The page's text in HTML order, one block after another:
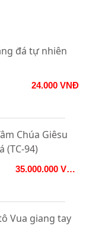
đá tự nhiên
24.000 VNĐ
Chúa Giêsu
(TC-94)
35.000.000 VNĐ
Vua giang tay